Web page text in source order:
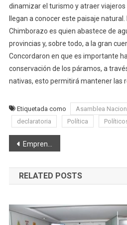
dinamizar el turismo y atraer
llegan a conocer este paisaje natural.
Chimborazo es quien abastece de
provincias y, sobre todo, a la gran
Concordaron en que es importante
conservación de los páramos, a
nativas, esto permitirá mantener las
Etiquetada como Asamblea
declaratoria
Política
Navegación
de
entradas
Emprenden acciones para prevenir y sancionar el tráfico de tierras
RELATED POSTS